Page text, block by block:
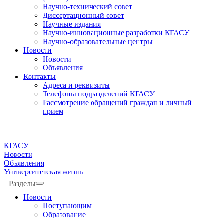
Научно-технический совет
Диссертационный совет
Научные издания
Научно-инновационные разработки КГАСУ
Научно-образовательные центры
Новости
Новости
Объявления
Контакты
Адреса и реквизиты
Телефоны подразделений КГАСУ
Рассмотрение обращений граждан и личный
прием
КГАСУ
Новости
Объявления
Университетская жизнь
Разделы
Новости
Поступающим
Образование